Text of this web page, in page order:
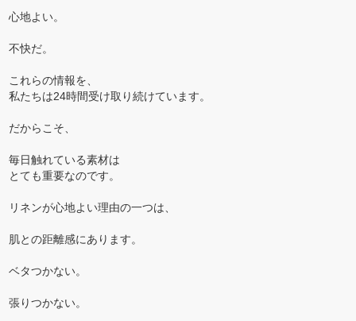
心地よい。
不快だ。
これらの情報を、
私たちは24時間受け取り続けています。
だからこそ、
毎日触れている素材は
とても重要なのです。
リネンが心地よい理由の一つは、
肌との距離感にあります。
ベタつかない。
張りつかない。